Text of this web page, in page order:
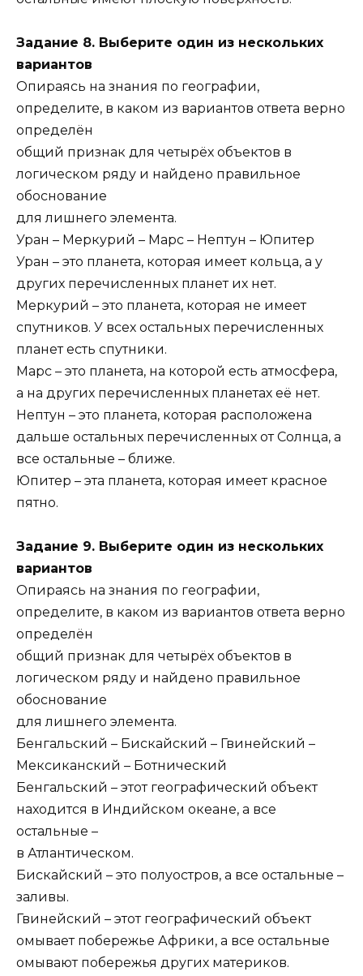
Задание 8. Выберите один из нескольких
вариантов
Опираясь на знания по географии,
определите, в каком из вариантов ответа верно
определён
общий признак для четырёх объектов в
логическом ряду и найдено правильное
обоснование
для лишнего элемента.
Уран – Меркурий – Марс – Нептун – Юпитер
Уран – это планета, которая имеет кольца, а у
других перечисленных планет их нет.
Меркурий – это планета, которая не имеет
спутников. У всех остальных перечисленных
планет есть спутники.
Марс – это планета, на которой есть атмосфера,
а на других перечисленных планетах её нет.
Нептун – это планета, которая расположена
дальше остальных перечисленных от Солнца, а
все остальные – ближе.
Юпитер – эта планета, которая имеет красное
пятно.
Задание 9. Выберите один из нескольких
вариантов
Опираясь на знания по географии,
определите, в каком из вариантов ответа верно
определён
общий признак для четырёх объектов в
логическом ряду и найдено правильное
обоснование
для лишнего элемента.
Бенгальский – Бискайский – Гвинейский –
Мексиканский – Ботнический
Бенгальский – этот географический объект
находится в Индийском океане, а все
остальные –
в Атлантическом.
Бискайский – это полуостров, а все остальные –
заливы.
Гвинейский – этот географический объект
омывает побережье Африки, а все остальные
омывают побережья других материков.